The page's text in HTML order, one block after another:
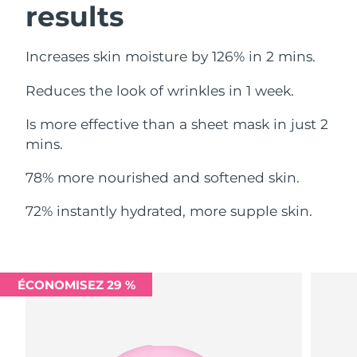
results
Increases skin moisture by 126% in 2 mins.
Reduces the look of wrinkles in 1 week.
Is more effective than a sheet mask in just 2
mins.
78% more nourished and softened skin.
72% instantly hydrated, more supple skin.
ÉCONOMISEZ 29 %
Porto Rico
Qatar Livraison estimée8/11/26
La Réunion Livraison estimée 8/15/26
Russie